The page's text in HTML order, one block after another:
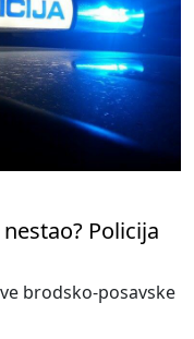
Policija
brodsko-posavske